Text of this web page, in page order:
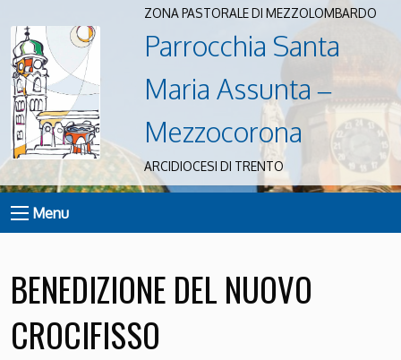
ZONA PASTORALE DI MEZZOLOMBARDO
Parrocchia Santa
Maria Assunta –
Mezzocorona
ARCIDIOCESI DI TRENTO
Menu
BENEDIZIONE DEL NUOVO
CROCIFISSO